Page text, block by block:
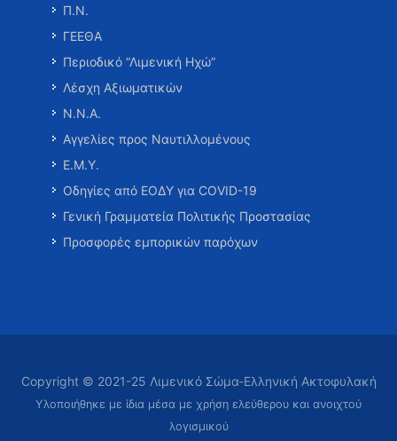
Π.Ν.
ΓΕΕΘΑ
Περιοδικό “Λιμενική Ηχώ”
Λέσχη Αξιωματικών
Ν.Ν.Α.
Αγγελίες προς Ναυτιλλομένους
Ε.Μ.Υ.
Οδηγίες από ΕΟΔΥ για COVID-19
Γενική Γραμματεία Πολιτικής Προστασίας
Προσφορές εμπορικών παρόχων
Copyright © 2021-25 Λιμενικό Σώμα-Ελληνική Ακτοφυλακή
Υλοποιήθηκε με ίδια μέσα με χρήση ελεύθερου και ανοιχτού
λογισμικού